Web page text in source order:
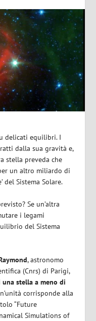
delicati equilibri. I
dalla sua gravità e,
stella preveda che
un altro miliardo di
del Sistema Solare.
Se un’altra
i legami
del Sistema
, astronomo
(Cnrs) di Parigi,
stella a meno di
corrisponde alla
“Future
Simulations of